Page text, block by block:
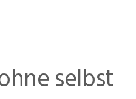
selbst